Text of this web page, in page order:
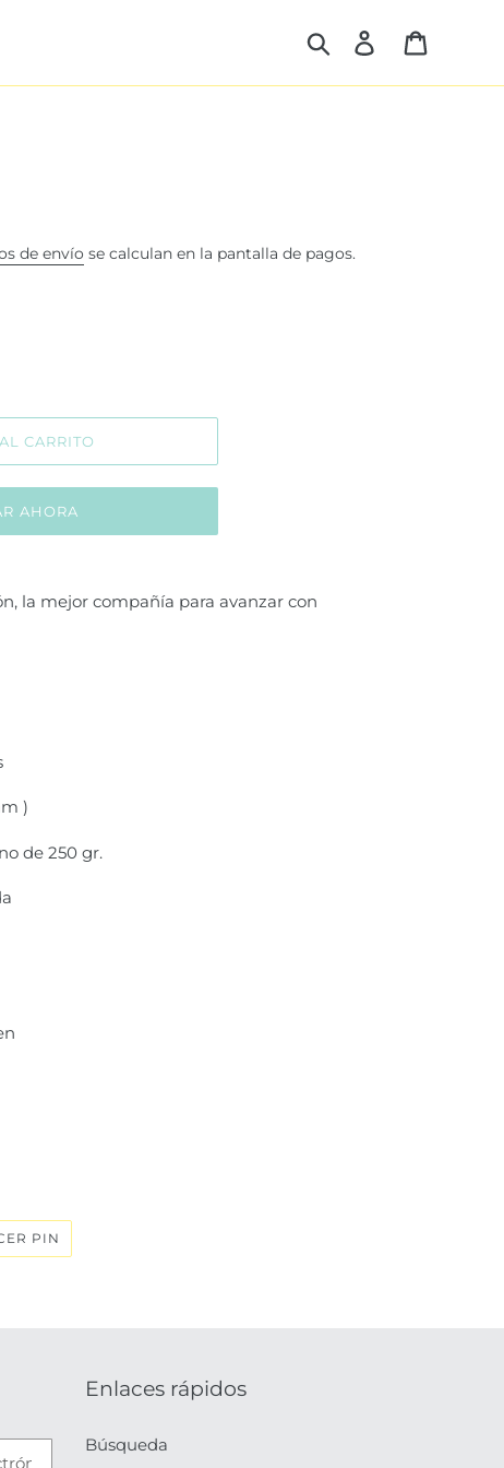
Buscar Ingresar
de envío se calculan en la pantalla de pagos.
CARRITO
AHORA
la mejor compañía para avanzar con
)
de 250 gr.
PIN
PINTEREST
Enlaces rápidos
Búsqueda